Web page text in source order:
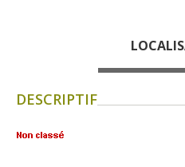
Les vignes
DESCRIPTIF